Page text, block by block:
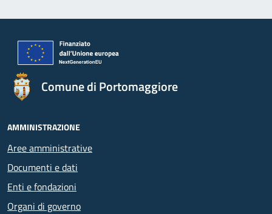
Comune di Portomaggiore
AMMINISTRAZIONE
Aree amministrative
Documenti e dati
Enti e fondazioni
Organi di governo